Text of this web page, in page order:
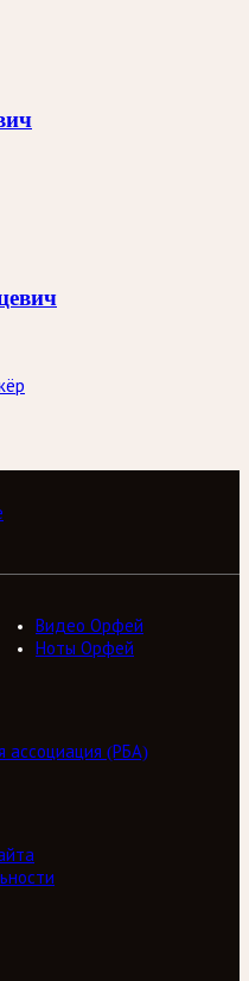
Видео Орфей
Ноты Орфей
ассоциация (РБА)